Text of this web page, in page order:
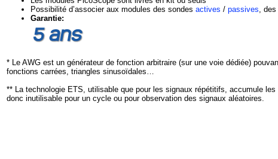
Possibilité d’associer aux modules des sondes actives / passives, des
Garantie:
* Le AWG est un générateur de fonction arbitraire (sur une voie dédiée)
fonctions carrées, triangles sinusoïdales…
** La technologie ETS, utilisable que pour les signaux répétitifs, accumule
donc inutilisable pour un cycle ou pour observation des signaux aléatoires.